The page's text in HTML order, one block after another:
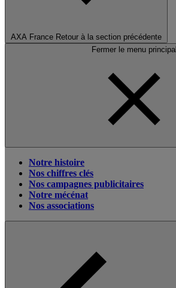
AXA France Retour à la section précédente
Fermer le menu principal
Notre histoire
Nos chiffres clés
Nos campagnes publicitaires
Notre mécénat
Nos associations